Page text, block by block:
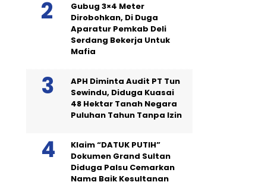
Gubug 3×4 Meter
Dirobohkan, Di Duga
Aparatur Pemkab Deli
Serdang Bekerja Untuk
Mafia
APH Diminta Audit PT Tun
Sewindu, Diduga Kuasai
48 Hektar Tanah Negara
Puluhan Tahun Tanpa Izin
Klaim “DATUK PUTIH”
Dokumen Grand Sultan
Diduga Palsu Cemarkan
Nama Baik Kesultanan